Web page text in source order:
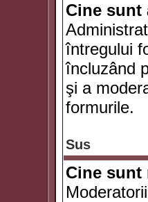
Cine
întregului
încluzând
şi a
formurile.
Sus
Cine sunt